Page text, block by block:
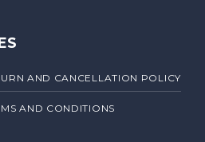
AND CANCELLATION POLICY
AND CONDITIONS